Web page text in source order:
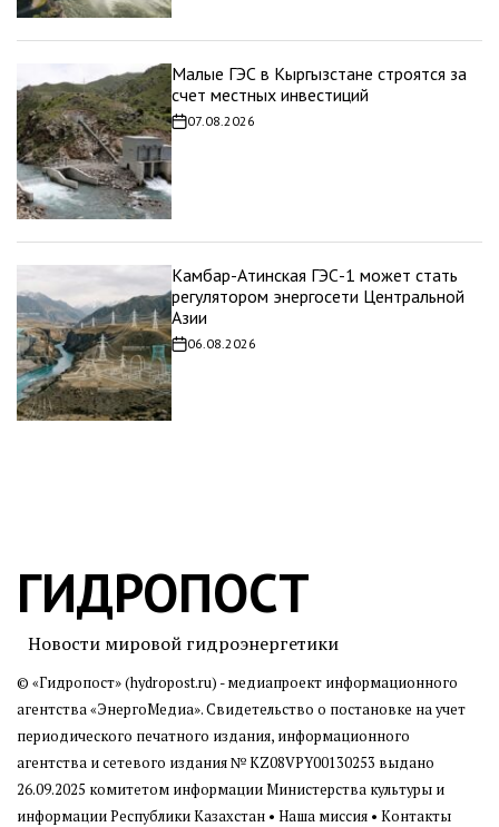
Малые ГЭС в Кыргызстане строятся за
счет местных инвестиций
Дата
записи
07.08.2026
Камбар-Атинская ГЭС-1 может стать
регулятором энергосети Центральной
Азии
Дата
записи
06.08.2026
ГИДРОПОСТ
Новости мировой гидроэнергетики
© «Гидропост» (hydropost.ru) - медиапроект информационного
агентства«ЭнергоМедиа». Свидетельство о постановке на учет
периодического печатного издания, информационного
агентства и сетевого издания № KZ08VPY00130253 выдано
26.09.2025 комитетом информации Министерства культуры и
информации Республики Казахстан • Наша миссия • Контакты